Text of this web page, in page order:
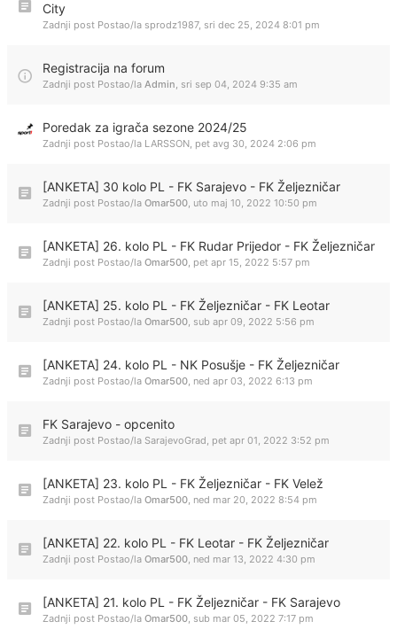
City
Zadnji post Postao/la sprodz1987, sri dec 25, 2024 8:01 pm
Registracija na forum
Zadnji post Postao/la Admin, sri sep 04, 2024 9:35 am
Poredak za igrača sezone 2024/25
Zadnji post Postao/la LARSSON, pet avg 30, 2024 2:06 pm
[ANKETA] 30 kolo PL - FK Sarajevo - FK Željezničar
Zadnji post Postao/la Omar500, uto maj 10, 2022 10:50 pm
[ANKETA] 26. kolo PL - FK Rudar Prijedor - FK Željezničar
Zadnji post Postao/la Omar500, pet apr 15, 2022 5:57 pm
[ANKETA] 25. kolo PL - FK Željezničar - FK Leotar
Zadnji post Postao/la Omar500, sub apr 09, 2022 5:56 pm
[ANKETA] 24. kolo PL - NK Posušje - FK Željezničar
Zadnji post Postao/la Omar500, ned apr 03, 2022 6:13 pm
FK Sarajevo - opcenito
Zadnji post Postao/la SarajevoGrad, pet apr 01, 2022 3:52 pm
[ANKETA] 23. kolo PL - FK Željezničar - FK Velež
Zadnji post Postao/la Omar500, ned mar 20, 2022 8:54 pm
[ANKETA] 22. kolo PL - FK Leotar - FK Željezničar
Zadnji post Postao/la Omar500, ned mar 13, 2022 4:30 pm
[ANKETA] 21. kolo PL - FK Željezničar - FK Sarajevo
Zadnji post Postao/la Omar500, sub mar 05, 2022 7:17 pm